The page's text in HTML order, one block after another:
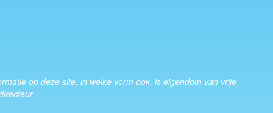
op deze site, in welke vorm ook, is eigendom van vrije